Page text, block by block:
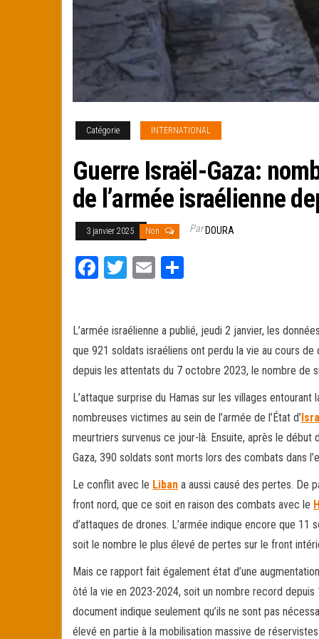
Catégorie INTERNATIONAL
Guerre Israël-Gaza:
de l’armée israélienne
3 janvier 2025 Non ParDOURA
Fa
ok
T
er
er
L’armée israélienne a publié, jeudi 2 janvier, les
que 921 soldats israéliens ont perdu la vie au cours
depuis les attentats du 7 octobre 2023, le nombre de
L’attaque surprise du Hamas sur les villages
nombreuses victimes au sein de l’armée de l’État d’
meurtriers survenus ce jour-là. Ensuite, après le début
Gaza, 390 soldats sont morts lors des combats dans
Le conflit avec le Liban a aussi causé des pertes. De
front nord, que ce soit en raison des combats avec le
d’attaques de drones. L’armée indique encore que
soit le nombre le plus élevé de pertes sur le front
Mais ce rapport fait également état d’une
ôté la vie en 2023-2024, soit un nombre record
document indique seulement qu’ils ne sont pas
élevé en partie à la mobilisation massive de